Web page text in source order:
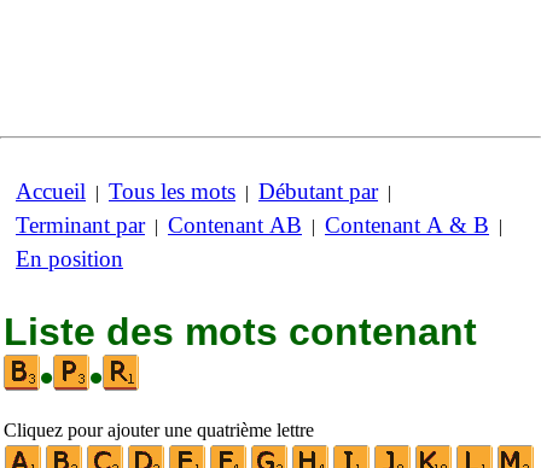
Accueil | Tous les mots | Débutant par|
Terminant par| Contenant AB | Contenant A & B |
En position
Liste des mots contenant
•
•
Cliquez pour ajouter une quatrième lettre